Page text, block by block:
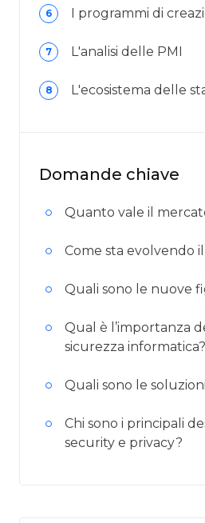
6 I programmi di
7 L'analisi delle PMI
8 L'ecosistema delle
Domande chiave
Quanto vale il
Come sta evolvendo
Quali sono le nuove
Qual è l’importanza
sicurezza informatica?
Quali sono le
Chi sono i principali
security e privacy?